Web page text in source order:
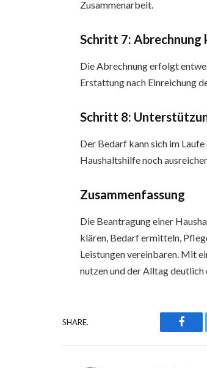
Zusammenarbeit.
Schritt 7: Abrechnung
Die Abrechnung erfolgt
Erstattung nach Einreichung
Schritt 8:
Der Bedarf kann sich im
Haushaltshilfe noch
Zusammenfassung
Die Beantragung einer
klären, Bedarf ermitteln,
Leistungen vereinbaren. Mit
nutzen und der Alltag deutlich
SHARE.